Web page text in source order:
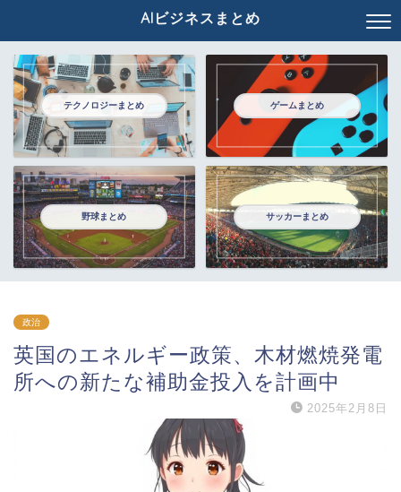
AIビジネスまとめ
テクノロジーまとめ ゲームまとめ
野球まとめ サッカーまとめ
政治
英国のエネルギー政策、木材燃焼発電
所への新たな補助金投入を計画中
2025年2月8日